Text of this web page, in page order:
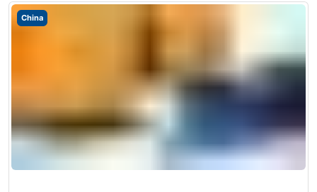
China